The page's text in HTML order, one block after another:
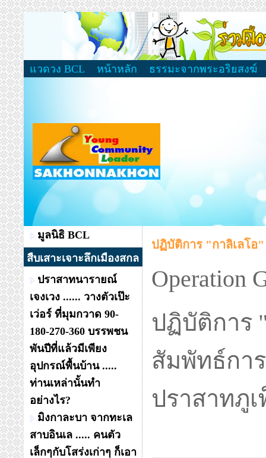
แวดวง BCL หน้าหลัก ธรรมะจากพระอริยสงฆ์
มูลนิธิ BCL
สืบเสาะเจาะลึกเมืองสกล
ปราสาทนารายณ์
เจงเวง ...... วางตัวเป๊ะ
เว่อร์ ที่มุมกวาด 90-
180-270-360 บรรพชน
พันปีที่แล้วมีเพียง
อุปกรณ์พื้นบ้าน .....
ท่านเหล่านั้นทำ
อย่างไร?
มิงกาละบา จากทะเล
สาบอินเล ..... คนตัว
เล็กๆกับโสร่งเก่าๆ ก็เอา
ปฏิบัติการ "กาลิเลโอ
Operation
ปฏิบัติการ
สัมพัทธ์กา
ปราสาทภู